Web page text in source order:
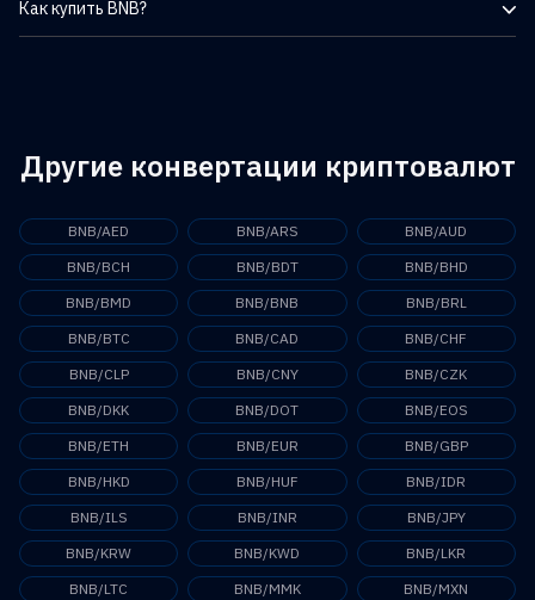
составляет 133 164 498,79 $.
Как купить BNB?
чем 20 крупных биржах в одном удобном интерфейсе.
Другие конвертации криптовалют
BNB/AED BNB/ARS
BNB/AUD
BNB/BCH
BNB/BDT
BNB/BHD
BNB/BMD
BNB/BNB
BNB/BRL
BNB/BTC
BNB/CAD
BNB/CHF
BNB/CLP
BNB/CNY
BNB/CZK
BNB/DKK
BNB/DOT
BNB/EOS
BNB/ETH
BNB/EUR
BNB/GBP
BNB/HKD
BNB/HUF
BNB/IDR
BNB/ILS
BNB/INR
BNB/JPY
BNB/KRW
BNB/KWD
BNB/LKR
BNB/LTC
BNB/MMK
BNB/MXN